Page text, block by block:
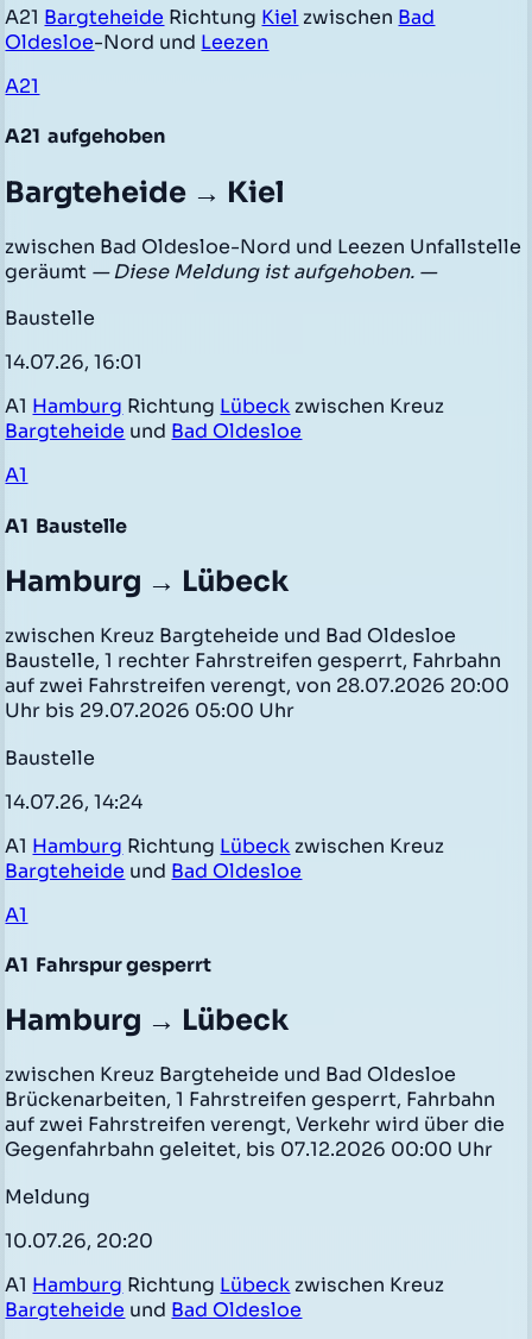
A21 Bargteheide Richtung Kiel zwischen Bad
Oldesloe-Nord und Leezen
A21
A21 aufgehoben
Bargteheide → Kiel
zwischen Bad Oldesloe-Nord und Leezen Unfallstelle
geräumt — Diese Meldung ist aufgehoben. —
Baustelle
14.07.26, 16:01
A1 Hamburg Richtung Lübeck zwischen Kreuz
Bargteheide und Bad Oldesloe
A1
A1 Baustelle
Hamburg → Lübeck
zwischen Kreuz Bargteheide und Bad Oldesloe
Baustelle, 1 rechter Fahrstreifen gesperrt, Fahrbahn
auf zwei Fahrstreifen verengt, von 28.07.2026 20:00
Uhr bis 29.07.2026 05:00 Uhr
Baustelle
14.07.26, 14:24
A1 Hamburg Richtung Lübeck zwischen Kreuz
Bargteheide und Bad Oldesloe
A1
A1 Fahrspur gesperrt
Hamburg → Lübeck
zwischen Kreuz Bargteheide und Bad Oldesloe
Brückenarbeiten, 1 Fahrstreifen gesperrt, Fahrbahn
auf zwei Fahrstreifen verengt, Verkehr wird über die
Gegenfahrbahn geleitet, bis 07.12.2026 00:00 Uhr
Meldung
10.07.26, 20:20
A1 Hamburg Richtung Lübeck zwischen Kreuz
Bargteheide und Bad Oldesloe